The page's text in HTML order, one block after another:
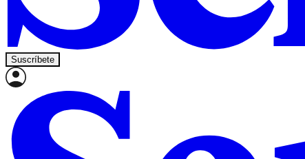
Suscríbete